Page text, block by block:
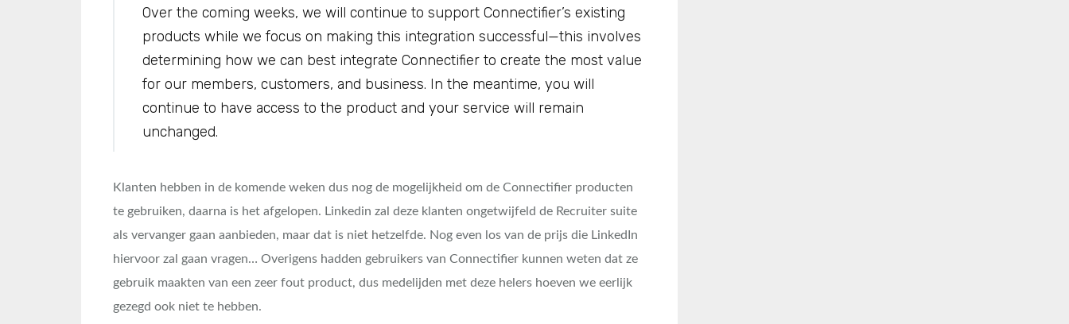
Over the coming weeks, we will continue to support Connectifier’s existing
products while we focus on making this integration successful—this involves
determining how we can best integrate Connectifier to create the most value
for our members, customers, and business. In the meantime, you will
continue to have access to the product and your service will remain
unchanged.
Klanten hebben in de komende weken dus nog de mogelijkheid om de Connectifier producten
te gebruiken, daarna is het afgelopen. Linkedin zal deze klanten ongetwijfeld de Recruiter suite
als vervanger gaan aanbieden, maar dat is niet hetzelfde. Nog even los van de prijs die LinkedIn
hiervoor zal gaan vragen… Overigens hadden gebruikers van Connectifier kunnen weten dat ze
gebruik maakten van een zeer fout product, dus medelijden met deze helers hoeven we eerlijk
gezegd ook niet te hebben.